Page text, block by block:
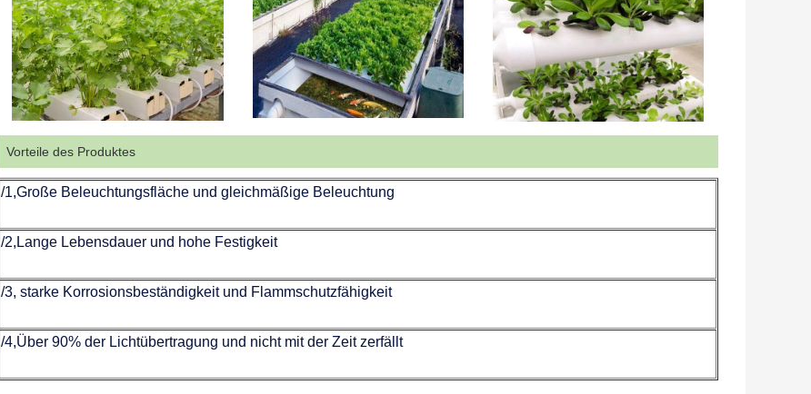
Vorteile des Produktes
/1,Große Beleuchtungsfläche und gleichmäßige Beleuchtung
/2,Lange Lebensdauer und hohe Festigkeit
/3, starke Korrosionsbeständigkeit und Flammschutzfähigkeit
/4,Über 90% der Lichtübertragung und nicht mit der Zeit zerfällt